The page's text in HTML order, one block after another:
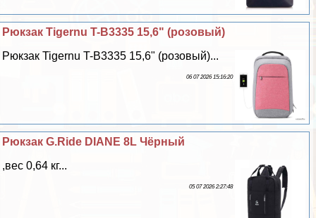
Рюкзак Tigernu T-B3335 15,6" (розовый)
Рюкзак Tigernu T-B3335 15,6" (розовый)...
06 07 2026 15:16:20
Рюкзак G.Ride DIANE 8L Чёрный
,вес 0,64 кг...
05 07 2026 2:27:48